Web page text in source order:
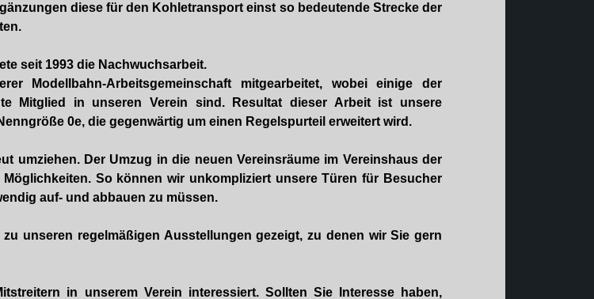
diese für den Kohletransport einst so bedeutende Strecke der
seit 1993 die Nachwuchsarbeit.
Modellbahn-Arbeitsgemeinschaft mitgearbeitet, wobei einige der
Mitglied in unseren Verein sind. Resultat dieser Arbeit ist unsere
0e, die gegenwärtig um einen Regelspurteil erweitert wird.
umziehen. Der Umzug in die neuen Vereinsräume im Vereinshaus der
So können wir unkompliziert unsere Türen für Besucher
auf- und abbauen zu müssen.
unseren regelmäßigen Ausstellungen gezeigt, zu denen wir Sie gern
in unserem Verein interessiert. Sollten Sie Interesse haben,